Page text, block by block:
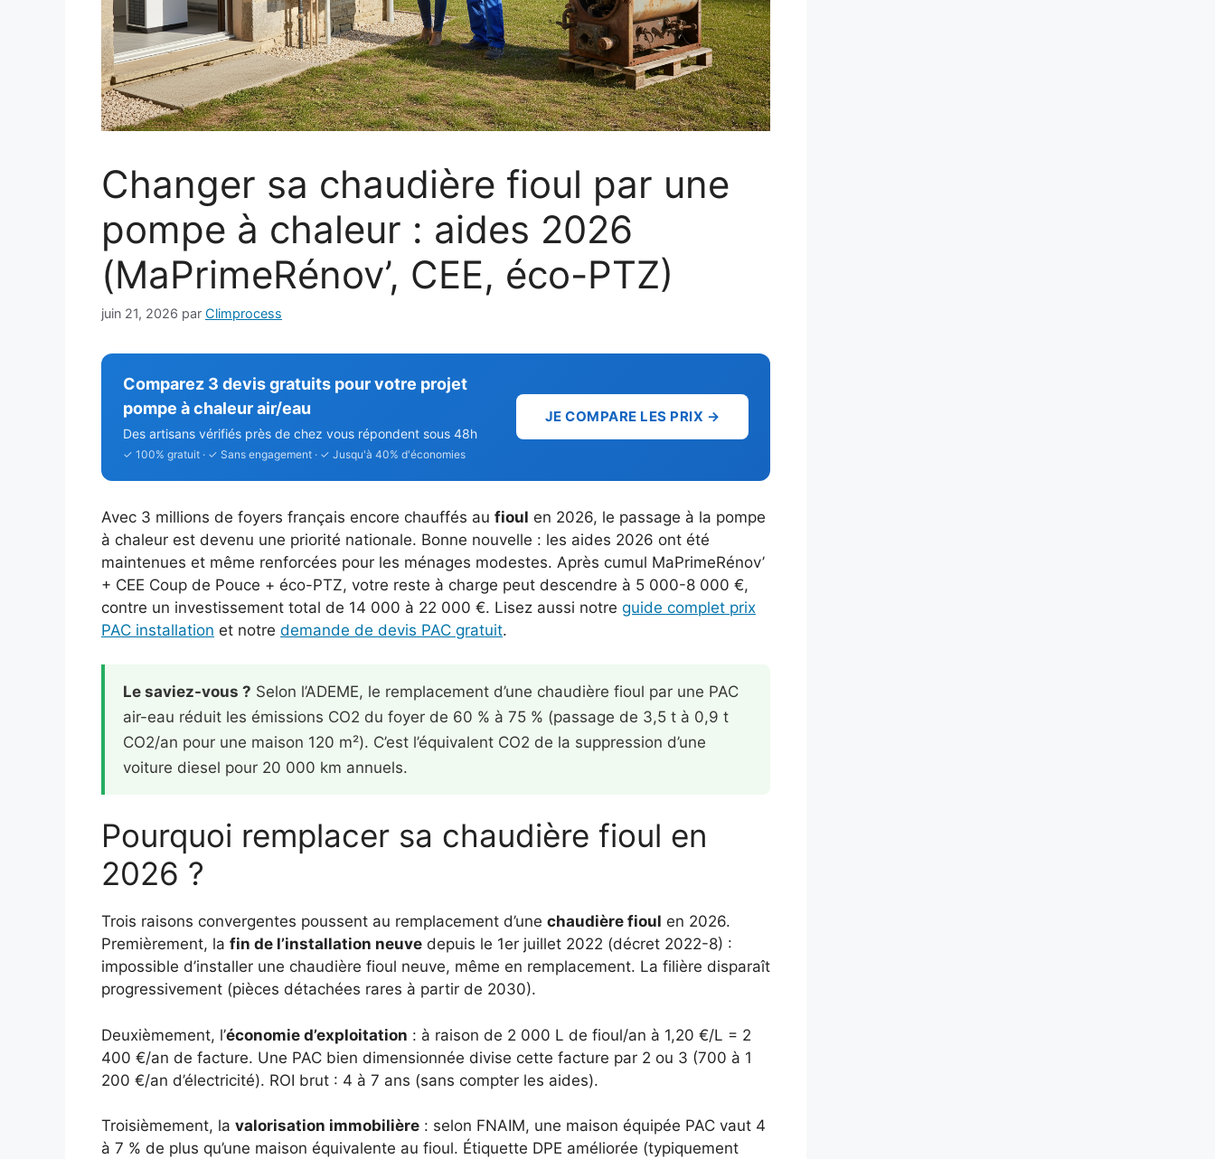
Changer sa chaudière fioul par une
pompe à chaleur : aides 2026
(MaPrimeRénov’, CEE, éco-PTZ)
juin 21, 2026 par Climprocess
Comparez 3 devis gratuits pour votre projet
pompe à chaleur air/eau
Des artisans vérifiés près de chez vous répondent sous 48h
✓ 100% gratuit · ✓ Sans engagement · ✓ Jusqu'à 40% d'économies
JE COMPARE LES PRIX →
Avec 3 millions de foyers français encore chauffés au fioul en 2026, le passage à la pompe
à chaleur est devenu une priorité nationale. Bonne nouvelle : les aides 2026 ont été
maintenues et même renforcées pour les ménages modestes. Après cumul MaPrimeRénov’
+ CEE Coup de Pouce + éco-PTZ, votre reste à charge peut descendre à 5 000-8 000 €,
contre un investissement total de 14 000 à 22 000 €. Lisez aussi notre guide complet prix
PAC installation et notre demande de devis PAC gratuit.
Le saviez-vous ? Selon l’ADEME, le remplacement d’une chaudière fioul par une PAC
air-eau réduit les émissions CO2 du foyer de 60 % à 75 % (passage de 3,5 t à 0,9 t
CO2/an pour une maison 120 m²). C’est l’équivalent CO2 de la suppression d’une
voiture diesel pour 20 000 km annuels.
Pourquoi remplacer sa chaudière fioul en
2026 ?
Trois raisons convergentes poussent au remplacement d’une chaudière fioul en 2026.
Premièrement, la fin de l’installation neuve depuis le 1er juillet 2022 (décret 2022-8) :
impossible d’installer une chaudière fioul neuve, même en remplacement. La filière disparaît
progressivement (pièces détachées rares à partir de 2030).
Deuxièmement, l’économie d’exploitation : à raison de 2 000 L de fioul/an à 1,20 €/L = 2
400 €/an de facture. Une PAC bien dimensionnée divise cette facture par 2 ou 3 (700 à 1
200 €/an d’électricité). ROI brut : 4 à 7 ans (sans compter les aides).
Troisièmement, la valorisation immobilière : selon FNAIM, une maison équipée PAC vaut 4
à 7 % de plus qu’une maison équivalente au fioul. Étiquette DPE améliorée (typiquement